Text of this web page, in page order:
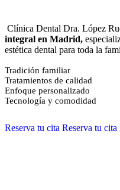
Clínica Dental Dra. López
integral en Madrid,
estética dental para toda la
Tradición familiar
Tratamientos de calidad
Enfoque personalizado
Tecnología y comodidad
Reserva tu cita Reserva tu cita